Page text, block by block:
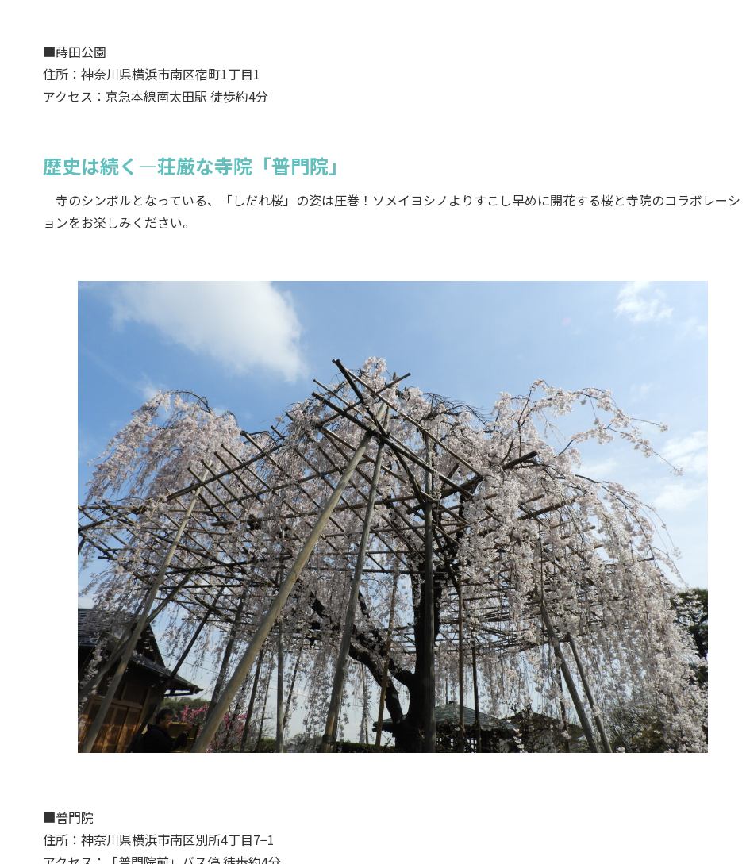
■蒔田公園
住所：神奈川県横浜市南区宿町1丁目1
アクセス：京急本線南太田駅 徒歩約4分
歴史は続く―荘厳な寺院「普門院」
寺のシンボルとなっている、「しだれ桜」の姿は圧巻！ソメイヨシノよりすこし早めに開花する桜と寺院のコラボレーシ
ョンをお楽しみください。
■普門院
住所：神奈川県横浜市南区別所4丁目7−1